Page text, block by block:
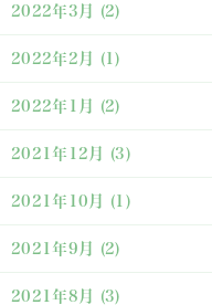
2022年3月 (2)
2022年2月 (1)
2022年1月 (2)
2021年12月 (3)
2021年10月 (1)
2021年9月 (2)
2021年8月 (3)